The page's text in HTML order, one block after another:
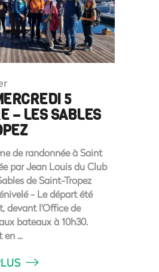
5
– LES SABLES
de randonnée à Saint
par Jean Louis du Club
de Saint-Tropez
- Le départ été
devant l'Office de
bateaux à 10h30.
en